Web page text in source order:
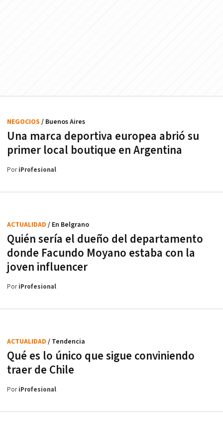
Una marca deportiva europea abrió su
primer local boutique en Argentina
NEGOCIOS / Buenos Aires
PoriProfesional
Quién sería el dueño del departamento
donde Facundo Moyano estaba con la
joven influencer
ACTUALIDAD / En Belgrano
PoriProfesional
Qué es lo único que sigue conviniendo
traer de Chile
ACTUALIDAD / Tendencia
PoriProfesional